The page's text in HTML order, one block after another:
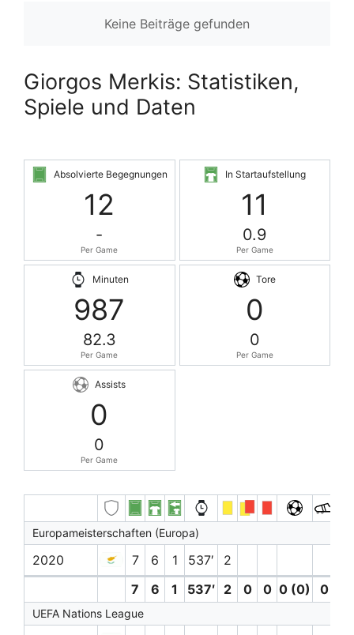
Keine Beiträge gefunden
Giorgos Merkis: Statistiken,
Spiele und Daten
Absolvierte Begegnungen
12
-
Per Game
In Startaufstellung
11
0.9
Per Game
Minuten
987
82.3
Per Game
Tore
0
0
Per Game
Assists
0
0
Per Game
Europameisterschaften (Europa)
2020 7 6 1 537′
2
7
6 1 537′ 2 0 0 0 (0) 0
UEFA Nations League